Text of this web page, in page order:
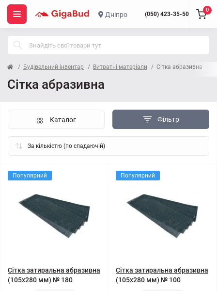
Дніпро (050) 423-35-50
0
Будівельний інвентар Витратні матеріали Сітка абразивна
Сітка абразивна
Фільтр
Каталог
Популярний
Сітка затиральна абразивна
(105x280 мм) № 180
Популярний
Сітка затиральна абразивна
(105x280 мм) № 100